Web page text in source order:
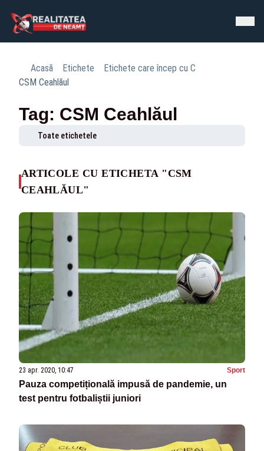
Acasă Etichete
Etichete care încep cu C
CSM Ceahlăul
Tag: CSM Ceahlăul
Toate etichetele
ARTICOLE CU ETICHETA "CSM
CEAHLĂUL"
23 apr. 2020, 10:47 Sport
Pauza competițională impusă de pandemie, un
test pentru fotbaliștii juniori